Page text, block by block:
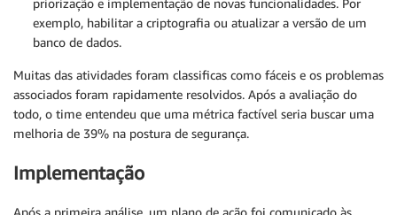
exemplo, habilitar a criptografia ou atualizar a versão de um
banco de dados.
Muitas das atividades foram classificas como fáceis e os problemas
associados foram rapidamente resolvidos. Após a avaliação do
todo, o time entendeu que uma métrica factível seria buscar uma
melhoria de 39% na postura de segurança.
Implementação